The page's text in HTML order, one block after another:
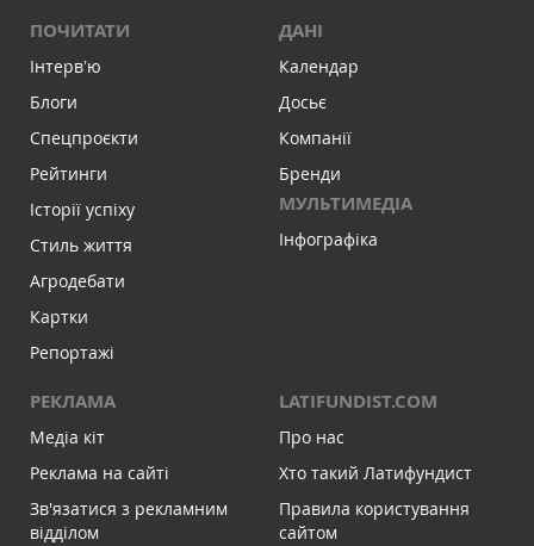
ПОЧИТАТИ
Інтервʼю
Блоги
Спецпроєкти
Рейтинги
Історії успіху
Стиль життя
Агродебати
Картки
Репортажі
ДАНІ
Календар
Досьє
Компанії
Бренди
МУЛЬТИМЕДІА
Інфографіка
РЕКЛАМА
Медіа кіт
Реклама на сайті
Зв'язатися з рекламним
відділом
LATIFUNDIST.COM
Про нас
Хто такий Латифундист
Правила користування
сайтом